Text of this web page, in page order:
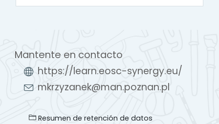
Mantente en contacto
https://learn.eosc-synergy.eu/
mkrzyzanek@man.poznan.pl
Resumen de retención de datos